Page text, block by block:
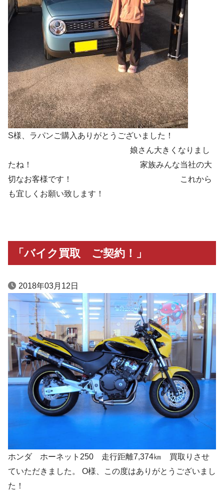
S様、ラパンご購入ありがとうございました！
娘さん大きくなりまし
たね！ 家族みんな当社の大
切なお客様です！ これから
も宜しくお願い致します！
「バイク買取 ご契約！」
2018年03月12日
ホンダ ホーネット250 走行距離7,374㎞ 買取りさせ
ていただきました。 O様、この度はありがとうございまし
た！